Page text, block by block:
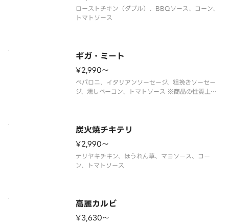
ローストチキン（ダブル）、BBQソース、コーン、
トマトソース
ギガ・ミート
¥2,990〜
ペパロニ、イタリアンソーセージ、粗挽きソーセー
ジ、燻しベーコン、トマトソース ※商品の性質上、
炭火焼チキテリ
¥2,990〜
テリヤキチキン、ほうれん草、マヨソース、コー
ン、トマトソース
高麗カルビ
¥3,630〜